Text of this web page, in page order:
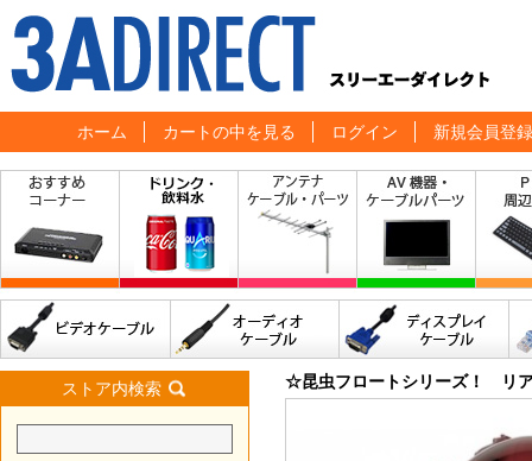
ホーム カートの中を見る ログイン 新規会員登録
ストア内検索 ☆昆虫フロートシリーズ！ リ